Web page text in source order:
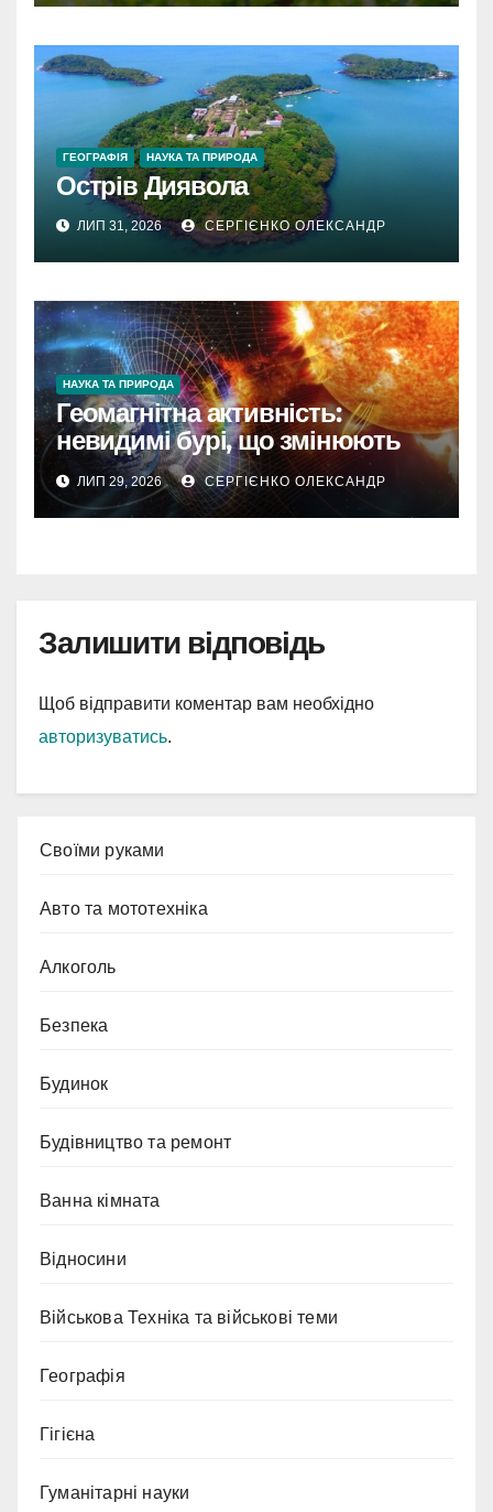
ГЕОГРАФІЯ НАУКА ТА ПРИРОДА
Острів Диявола
ЛИП 31, 2026 СЕРГІЄНКО ОЛЕКСАНДР
НАУКА ТА ПРИРОДА
Геомагнітна активність:
невидимі бурі, що змінюють
наш світ
ЛИП 29, 2026 СЕРГІЄНКО ОЛЕКСАНДР
Залишити відповідь
Щоб відправити коментар вам необхідно
авторизуватись.
Cвоїми руками
Авто та мототехніка
Алкоголь
Безпека
Будинок
Будівництво та ремонт
Ванна кімната
Відносини
Військова Техніка та військові теми
Географія
Гігієна
Гуманітарні науки